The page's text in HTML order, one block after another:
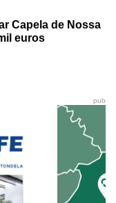
Capela de Nossa
euros
pub